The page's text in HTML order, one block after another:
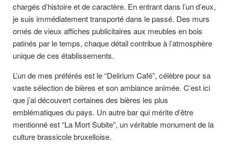
chargés d’histoire et de caractère. En entrant dans l’un d’eux,
je suis immédiatement transporté dans le passé. Des murs
ornés de vieux affiches publicitaires aux meubles en bois
patinés par le temps, chaque détail contribue à l’atmosphère
unique de ces établissements.
L’un de mes préférés est le “Delirium Café”, célèbre pour sa
vaste sélection de bières et son ambiance animée. C’est ici
que j’ai découvert certaines des bières les plus
emblématiques du pays. Un autre bar qui mérite d’être
mentionné est “La Mort Subite”, un véritable monument de la
culture brassicole bruxelloise.